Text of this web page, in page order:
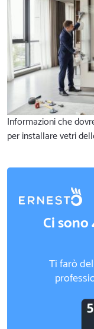
Informazioni che
per installare vetri
Ci
Ti farò